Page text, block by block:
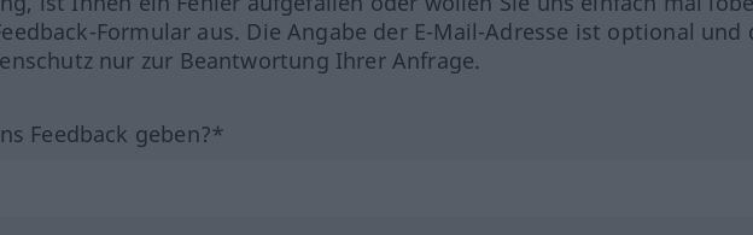
Formular aus. Die Angabe der E-Mail-Adresse ist optional und
nur zur Beantwortung Ihrer Anfrage.
Feedback geben?*